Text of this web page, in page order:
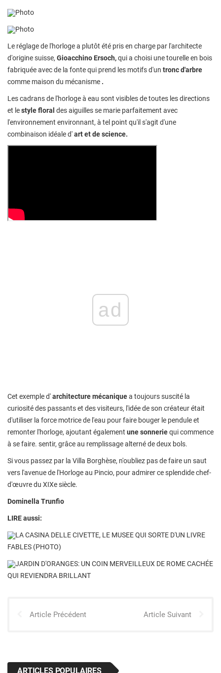
Photo
Photo
Le réglage de l'horloge a plutôt été pris en charge par l'architecte
d'origine suisse, Gioacchino Ersoch,qui a choisi une tourelle en bois
fabriquée avec de la fonte qui prend les motifs d'un tronc d'arbre
comme maison du mécanisme .
Les cadrans de l'horloge à eau sont visibles de toutes les directions
et lestyle floral des aiguilles se marie parfaitement avec
l'environnement environnant, à tel point qu'il s'agit d'une
combinaison idéale d'art et de science.
ad
Cet exemple d'architecture mécaniquea toujours suscité la
curiosité des passants et des visiteurs, l'idée de son créateur était
d'utiliser la force motrice de l'eau pour faire bouger le pendule et
remonter l'horloge, ajoutant également une sonneriequi commence
à se faire. sentir, grâce au remplissage alterné de deux bols.
Si vous passez par la Villa Borghèse, n'oubliez pas de faire un saut
vers l'avenue de l'Horloge au Pincio, pour admirer ce splendide chef-
d'œuvre du XIXe siècle.
Dominella Trunfio
LIRE aussi:
LA CASINA DELLE CIVETTE, LE MUSEE QUI SORTE D'UN LIVRE
FABLES (PHOTO)
JARDIN D'ORANGES: UN COIN MERVEILLEUX DE ROME CACHÉE
QUI REVIENDRA BRILLANT
Article Précédent Article Suivant
ARTICLES POPULAIRES